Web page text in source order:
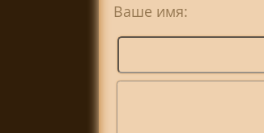
Ваше имя: